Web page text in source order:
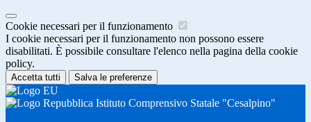
Cookie necessari per il funzionamento
I cookie necessari per il funzionamento non possono essere
disabilitati. È possibile consultare l'elenco nella pagina della cookie
policy.
Accetta tutti Salva le preferenze
Istituto Comprensivo Statale "Cesalpino"